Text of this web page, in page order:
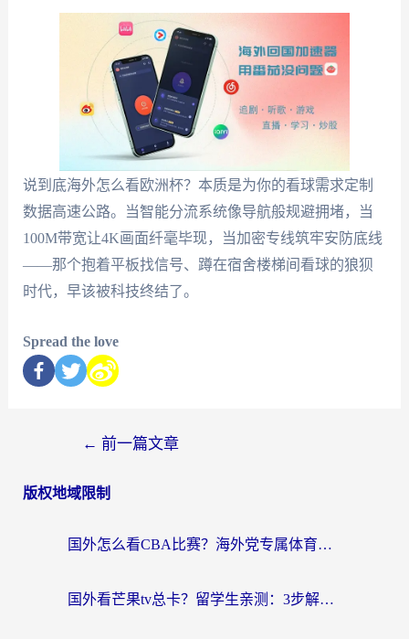
说到底海外怎么看欧洲杯？本质是为你的看球需求定制
数据高速公路。当智能分流系统像导航般规避拥堵，当
100M带宽让4K画面纤毫毕现，当加密专线筑牢安防底线
——那个抱着平板找信号、蹲在宿舍楼梯间看球的狼狈
时代，早该被科技终结了。
Spread the love
← 前一篇文章
版权地域限制
国外怎么看CBA比赛？海外党专属体育直播指南，告别地区限制看球自由
国外看芒果tv总卡？留学生亲测：3步解决地域限制+流畅追剧攻略